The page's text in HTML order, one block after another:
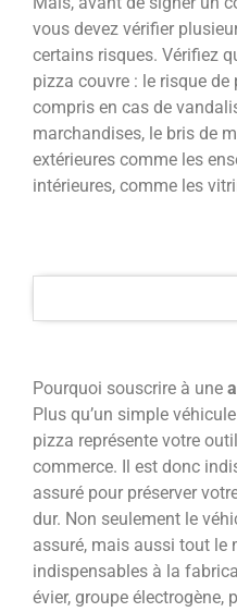
vous devez vérifier
certains risques. Vérifiez
pizza couvre : le risque
compris en cas de
marchandises, le bris de
extérieures comme les
intérieures, comme les
Pourquoi souscrire à une
Plus qu’un simple
pizza représente votre
commerce. Il est donc
assuré pour préserver
dur. Non seulement le
assuré, mais aussi tout le
indispensables à la
évier, groupe électrogène,